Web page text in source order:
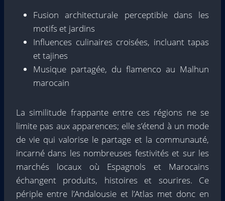
Fusion architecturale perceptible dans les
motifs et jardins
Influences culinaires croisées, incluant tapas
et tajines
Musique partagée, du flamenco au Malhun
marocain
La similitude frappante entre ces régions ne se
limite pas aux apparences; elle s’étend à un mode
de vie qui valorise le partage et la communauté,
incarné dans les nombreuses festivités et sur les
marchés locaux où Espagnols et Marocains
échangent produits, histoires et sourires. Ce
périple entre l’Andalousie et l’Atlas met donc en